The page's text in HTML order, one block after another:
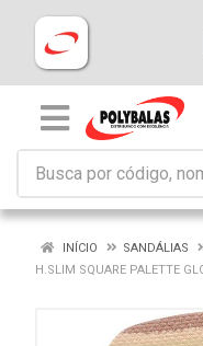
INÍCIO SANDÁLIAS
H.SLIM SQUARE PALETTE